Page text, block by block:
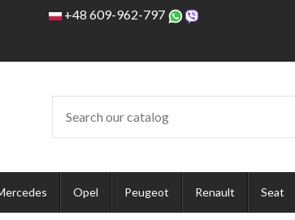
+48 609-962-797
Opel Peugeot Renault Seat